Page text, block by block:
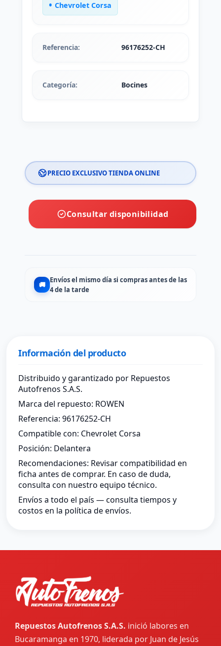
Chevrolet Corsa
Referencia: 96176252-CH
Categoría: Bocines
PRECIO EXCLUSIVO TIENDA ONLINE
Consultar disponibilidad
🚚
Envíos el mismo día si compras antes de las
4 de la tarde
Información del producto
Distribuido y garantizado por Repuestos
Autofrenos S.A.S.
Marca del repuesto: ROWEN
Referencia: 96176252-CH
Compatible con: Chevrolet Corsa
Posición: Delantera
Recomendaciones: Revisar compatibilidad en
ficha antes de comprar. En caso de duda,
consulta con nuestro equipo técnico.
Envíos a todo el país — consulta tiempos y
costos en la política de envíos.
Repuestos Autofrenos S.A.S. inició labores en
Bucaramanga en 1970, liderada por Juan de Jesús